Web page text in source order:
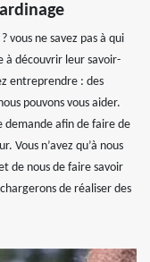
vous ne savez pas à qui
à découvrir leur savoir-
entreprendre : des
pouvons vous aider.
demande afin de faire de
n’avez qu’à nous
de nous de faire savoir
de réaliser des